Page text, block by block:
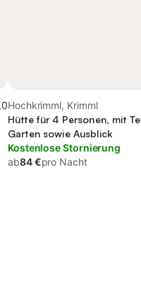
Hochkrimml, Krimml
Hütte für 4 Personen, mit
Garten sowie Ausblick
Kostenlose Stornierung
ab84 €pro Nacht